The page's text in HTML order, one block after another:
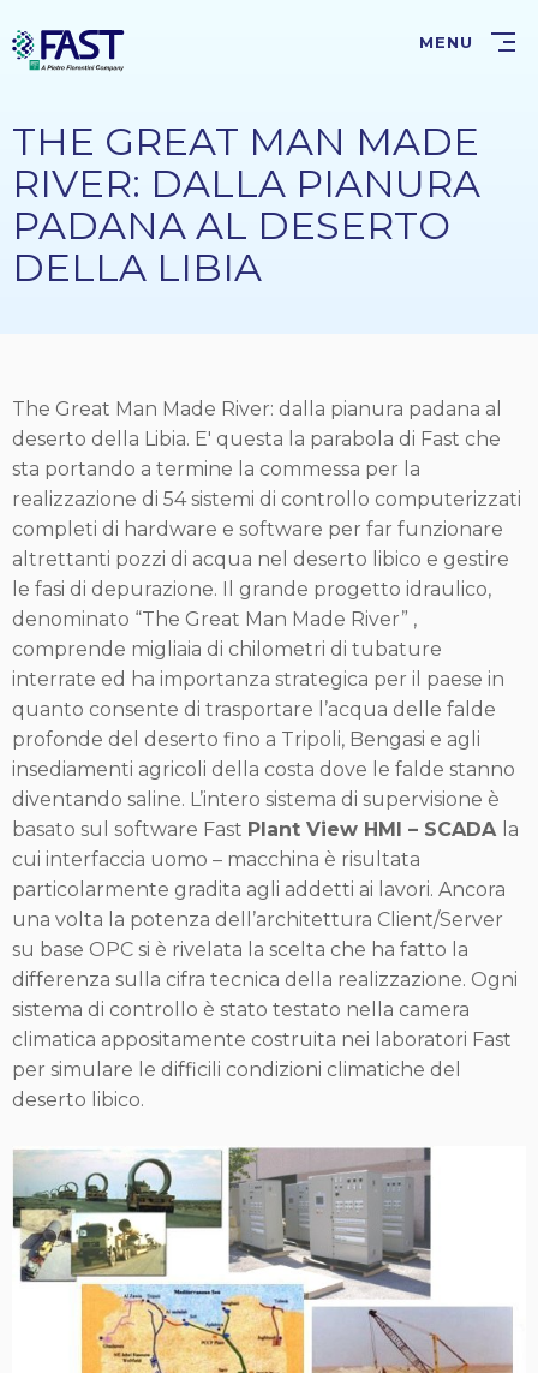
al
contenuto
MENU
THE GREAT MAN MADE
RIVER: DALLA PIANURA
PADANA AL DESERTO
DELLA LIBIA
The Great Man Made River: dalla pianura padana al
deserto della Libia. E' questa la parabola di Fast che
sta portando a termine la commessa per la
realizzazione di 54 sistemi di controllo computerizzati
completi di hardware e software per far funzionare
altrettanti pozzi di acqua nel deserto libico e gestire
le fasi di depurazione. Il grande progetto idraulico,
denominato “The Great Man Made River” ,
comprende migliaia di chilometri di tubature
interrate ed ha importanza strategica per il paese in
quanto consente di trasportare l’acqua delle falde
profonde del deserto fino a Tripoli, Bengasi e agli
insediamenti agricoli della costa dove le falde stanno
diventando saline. L’intero sistema di supervisione è
basato sul software Fast Plant View HMI – SCADA la
cui interfaccia uomo – macchina è risultata
particolarmente gradita agli addetti ai lavori. Ancora
una volta la potenza dell’architettura Client/Server
su base OPC si è rivelata la scelta che ha fatto la
differenza sulla cifra tecnica della realizzazione. Ogni
sistema di controllo è stato testato nella camera
climatica appositamente costruita nei laboratori Fast
per simulare le difficili condizioni climatiche del
deserto libico.